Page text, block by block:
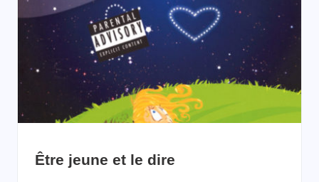
Être jeune et le dire